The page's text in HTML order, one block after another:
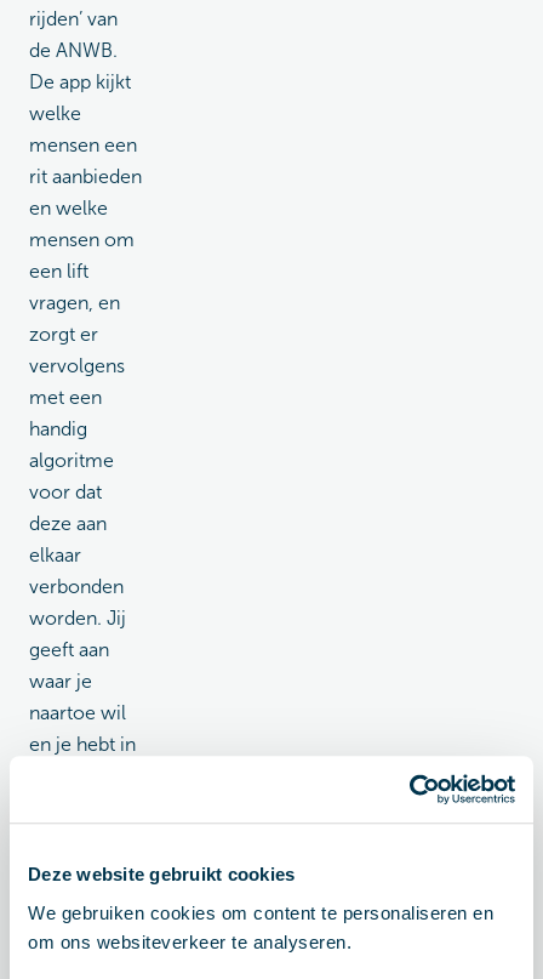
Deze website gebruikt cookies
We gebruiken cookies om content te personaliseren en
om ons websiteverkeer te analyseren.
rijden’ van
de ANWB.
De app kijkt
welke
mensen een
rit aanbieden
en welke
mensen om
een lift
vragen, en
zorgt er
vervolgens
met een
handig
algoritme
voor dat
deze aan
elkaar
verbonden
worden. Jij
geeft aan
waar je
naartoe wil
en je hebt in
aanbod en
de
gevraagde